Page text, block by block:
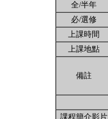
全/半年
必/選修
上課時間
上課地點
備註
課程簡介影片